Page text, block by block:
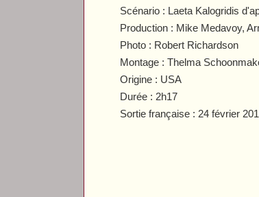
Scénario : Laeta Kalogridis
Production : Mike Medavoy,
Photo : Robert Richardson
Montage :Thelma
Origine : USA
Durée : 2h17
Sortie française : 24 février